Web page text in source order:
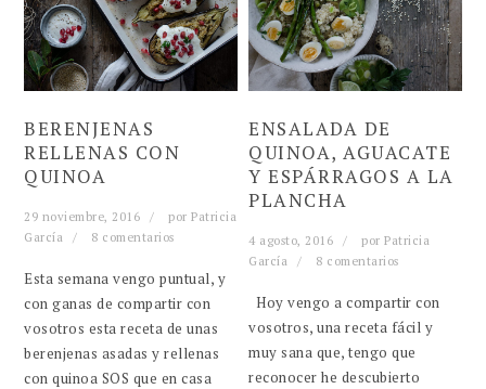
BERENJENAS
RELLENAS CON
QUINOA
29 noviembre, 2016 porPatricia
García
8 comentarios
Esta semana vengo puntual, y
con ganas de compartir con
vosotros esta receta de unas
berenjenas asadas y rellenas
con quinoa SOS que en casa
ENSALADA DE
QUINOA, AGUACATE
Y ESPÁRRAGOS A LA
PLANCHA
4 agosto, 2016 porPatricia
García
8 comentarios
Hoy vengo a compartir con
vosotros, una receta fácil y
muy sana que, tengo que
reconocer he descubierto